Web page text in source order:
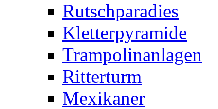
Rutschparadies
Kletterpyramide
Trampolinanlagen
Ritterturm
Mexikaner